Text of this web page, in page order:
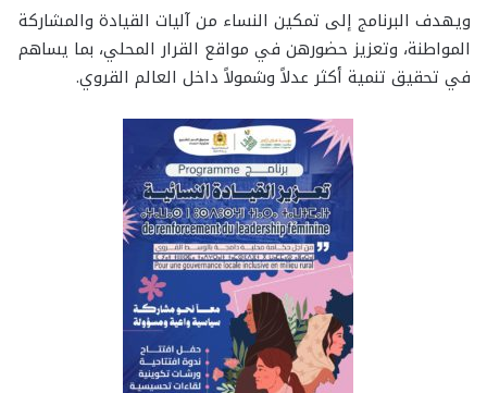
ويهدف البرنامج إلى تمكين النساء من آليات القيادة والمشاركة
المواطنة، وتعزيز حضورهن في مواقع القرار المحلي، بما يساهم
في تحقيق تنمية أكثر عدلاً وشمولاً داخل العالم القروي.